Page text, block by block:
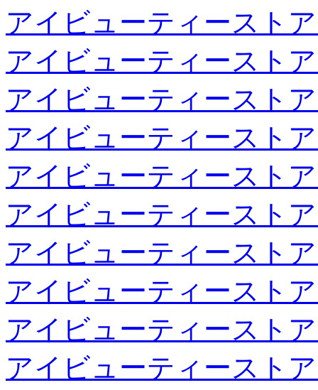
アイビューティースト
アイビューティースト
アイビューティースト
アイビューティースト
アイビューティースト
アイビューティースト
アイビューティースト
アイビューティースト
アイビューティースト
アイビューティースト